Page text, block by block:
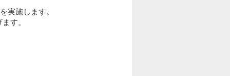
実施します。
す。